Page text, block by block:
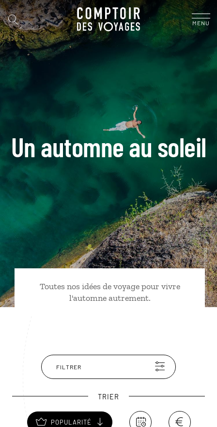
MENU
Un automne au soleil
Toutes nos idées de voyage pour vivre
l'automne autrement.
FILTRER
TRIER
POPULARITÉ